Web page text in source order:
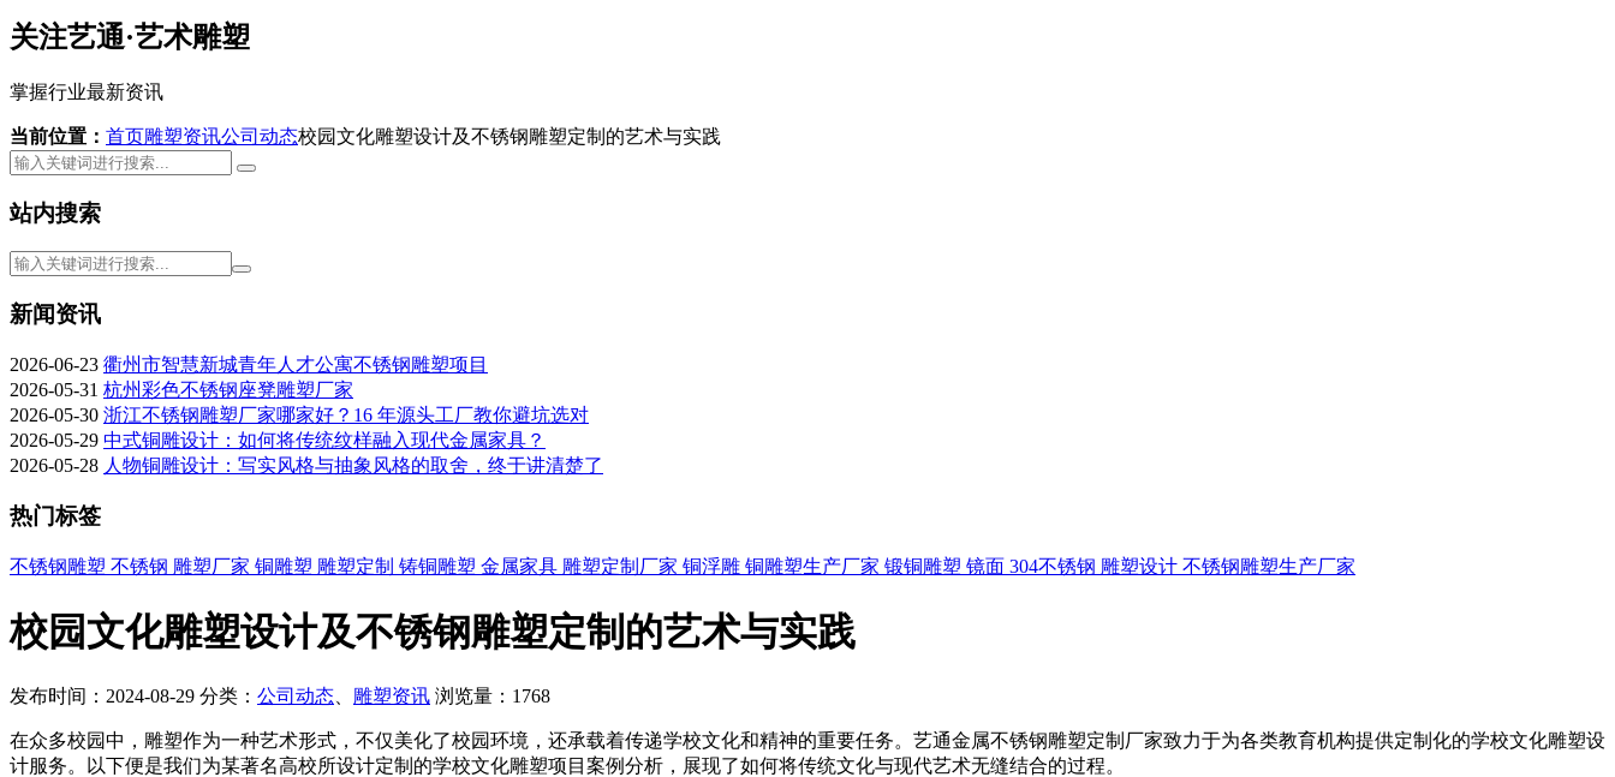
关注艺通·艺术雕塑
掌握行业最新资讯
当前位置： 首页雕塑资讯公司动态校园文化雕塑设计及不锈钢雕塑定制的艺术与实践
站内搜索
新闻资讯
2026-06-23 衢州市智慧新城青年人才公寓不锈钢雕塑项目
2026-05-31 杭州彩色不锈钢座凳雕塑厂家
2026-05-30 浙江不锈钢雕塑厂家哪家好？16 年源头工厂教你避坑选对
2026-05-29 中式铜雕设计：如何将传统纹样融入现代金属家具？
2026-05-28 人物铜雕设计：写实风格与抽象风格的取舍，终于讲清楚了
热门标签
不锈钢雕塑 不锈钢 雕塑厂家 铜雕塑 雕塑定制 铸铜雕塑 金属家具 雕塑定制厂家 铜浮雕 铜雕塑生产厂家 锻铜雕塑 镜面 304不锈钢 雕塑设计 不锈钢雕塑生产厂家
校园文化雕塑设计及不锈钢雕塑定制的艺术与实践
发布时间：2024-08-29 分类： 公司动态 雕塑资讯 浏览量：1768
在众多校园中，雕塑作为一种艺术形式，不仅美化了校园环境，还承载着传递学校文化和精神的重要任务。艺通金属不锈钢雕塑定制厂家致力于为各类教育机构提供定制化的学校文化雕塑设
计服务。以下便是我们为某著名高校所设计定制的学校文化雕塑项目案例分析，展现了如何将传统文化与现代艺术无缝结合的过程。